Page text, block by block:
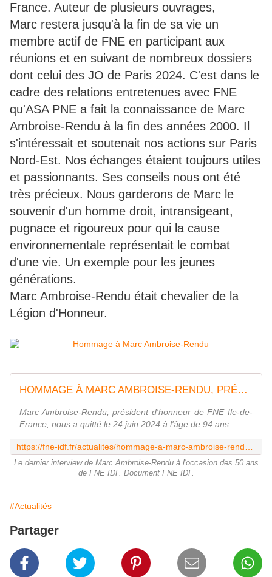
France. Auteur de plusieurs ouvrages,
Marc restera jusqu'à la fin de sa vie un
membre actif de FNE en participant aux
réunions et en suivant de nombreux dossiers
dont celui des JO de Paris 2024. C'est dans le
cadre des relations entretenues avec FNE
qu'ASA PNE a fait la connaissance de Marc
Ambroise-Rendu à la fin des années 2000. Il
s'intéressait et soutenait nos actions sur Paris
Nord-Est. Nos échanges étaient toujours utiles
et passionnants. Ses conseils nous ont été
très précieux. Nous garderons de Marc le
souvenir d'un homme droit, intransigeant,
pugnace et rigoureux pour qui la cause
environnementale représentait le combat
d'une vie. Un exemple pour les jeunes
générations.
Marc Ambroise-Rendu était chevalier de la
Légion d'Honneur.
HOMMAGE À MARC AMBROISE-RENDU, PRÉSIDENT D'HONNEUR DE FNE ILE-DE-FRANCE
Marc Ambroise-Rendu, président d'honneur de FNE Ile-de-
France, nous a quitté le 24 juin 2024 à l'âge de 94 ans.
Le dernier interview de Marc Ambroise-Rendu à l'occasion des 50 ans
de FNE IDF. Document FNE IDF.
#Actualités
Partager